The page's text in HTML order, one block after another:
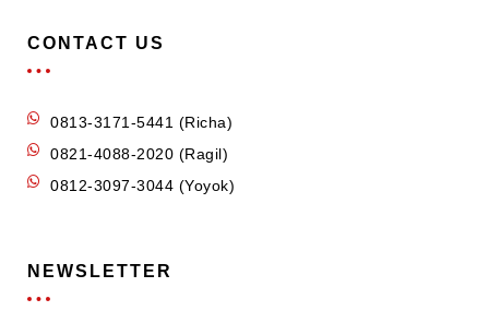
CONTACT US
0813-3171-5441 (Richa)
0821-4088-2020 (Ragil)
0812-3097-3044 (Yoyok)
NEWSLETTER